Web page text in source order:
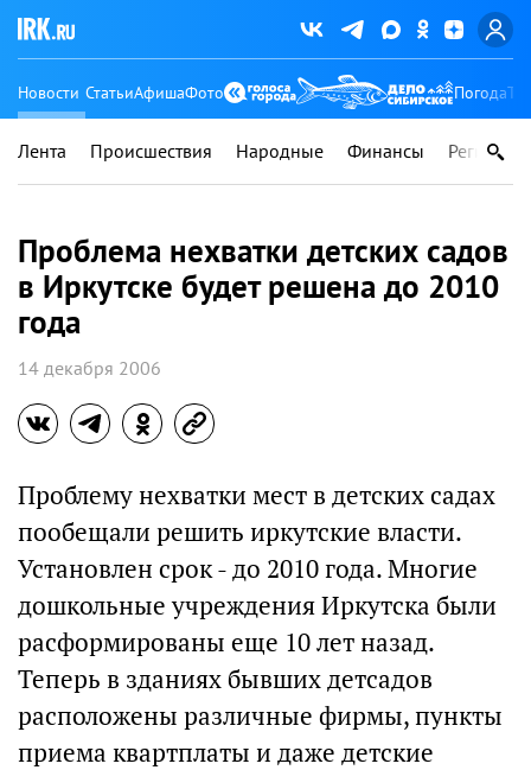
Новости СтатьиАфишаФото Погода
Лента Происшествия Народные Финансы Регионы
Проблема нехватки детских садов
в Иркутске будет решена до 2010
года
14 декабря 2006
Проблему нехватки мест в детских садах
пообещали решить иркутские власти.
Установлен срок - до 2010 года. Многие
дошкольные учреждения Иркутска были
расформированы еще 10 лет назад.
Теперь в зданиях бывших детсадов
расположены различные фирмы, пункты
приема квартплаты и даже детские